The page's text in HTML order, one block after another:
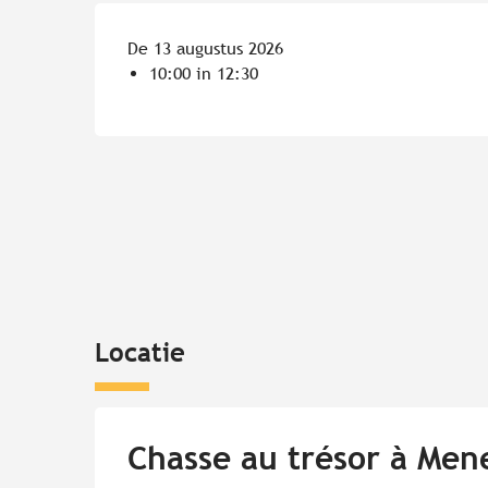
De 13 augustus 2026
10:00 in 12:30
Locatie
Chasse au trésor à